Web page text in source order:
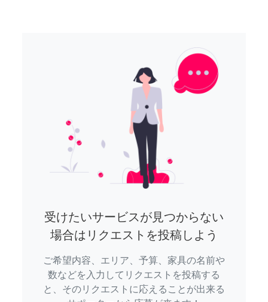
受けたいサービスが見つからない
場合はリクエストを投稿しよう
ご希望内容、エリア、予算、家具の名前や
数などを入力してリクエストを投稿する
と、そのリクエストに応えることが出来る